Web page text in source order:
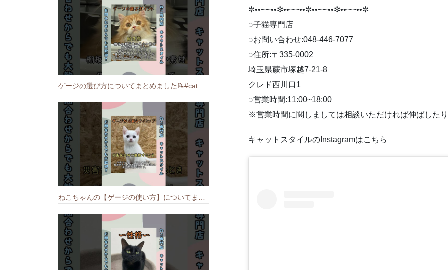
✼••┈┈••✼••┈┈••✼••┈┈••✼••┈┈••✼
◌子猫専門店
◌お問い合わせ:048-446-7077
◌住所:〒335-0002
埼玉県蕨市塚越7-21-8
クレド西川口1
◌営業時間:11:00~18:00
※営業時間に関しましては相談いただければ伸ばした
キャットスタイルのInstagramはこちら
ゲージの選び方についてまとめました️📝#cat #猫のいる暮らし #ねこ #キャット #munchkin
ねこちゃんの【ゲージの使い方】についてまとめました️🐱📝